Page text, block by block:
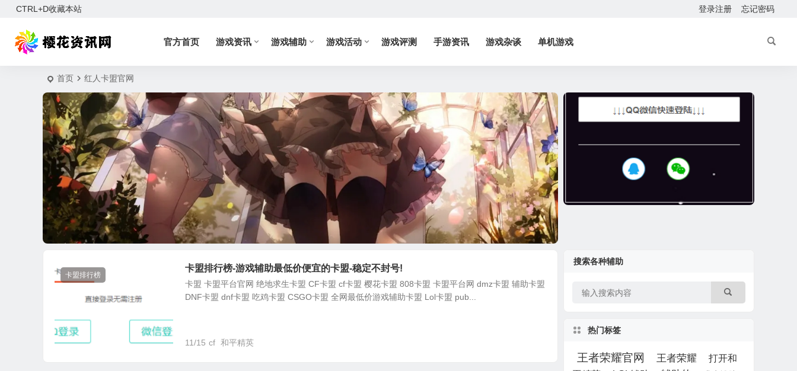
CTRL+D收藏本站 登录注册 忘记密码
官方首页 游戏资讯 游戏辅助 游戏活动 游戏评测 手游资讯 游戏杂谈 单机游戏
首页 红人卡盟官网
卡盟排行榜
卡盟排行榜-游戏辅助最低价便宜的卡盟-稳定不封号!
卡盟 卡盟平台官网 绝地求生卡盟 CF卡盟 cf卡盟 樱花卡盟 808卡盟 卡盟平台网 dmz卡盟 辅助卡盟
DNF卡盟 dnf卡盟 吃鸡卡盟 CSGO卡盟 全网最低价游戏辅助卡盟 Lol卡盟 pub...
11/15 cf 和平精英
搜索各种辅助
热门标签
王者荣耀官网 王者荣耀
打开和